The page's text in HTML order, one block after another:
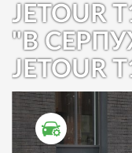
JETOUR
"В
JETOUR
ТЕСТ ДРАЙВ